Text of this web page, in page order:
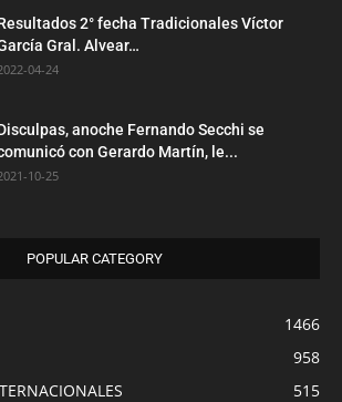
2° fecha Tradicionales Víctor
Gral. Alvear…
04-24
anoche Fernando Secchi se
con Gerardo Martín, le...
10-25
POPULAR CATEGORY
1466
958
515